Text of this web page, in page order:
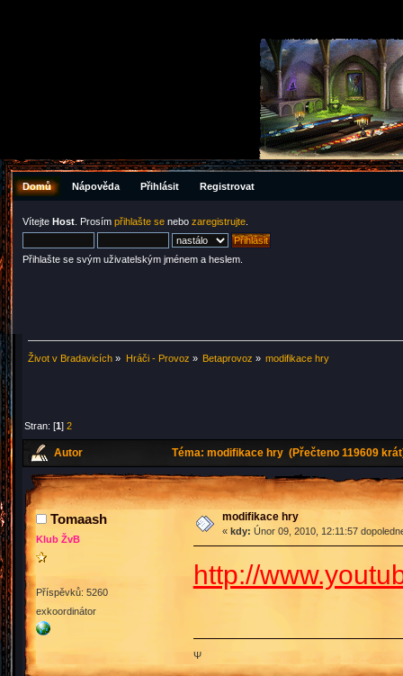
Domů Nápověda Přihlásit Registrovat
Vítejte Host . Prosím přihlašte se nebo zaregistrujte
Přihlašte se svým uživatelským jménem a heslem.
Život v Bradavicích » Hráči - Provoz » Betaprovoz » modifikace hry
Stran: [1]2
Autor Téma: modifikace hry (Přečteno 119609
Tomaash
Klub ŽvB
Příspěvků: 5260
exkoordinátor
modifikace hry
« kdy: Únor 09, 2010, 12:11:57
http://
Ψ